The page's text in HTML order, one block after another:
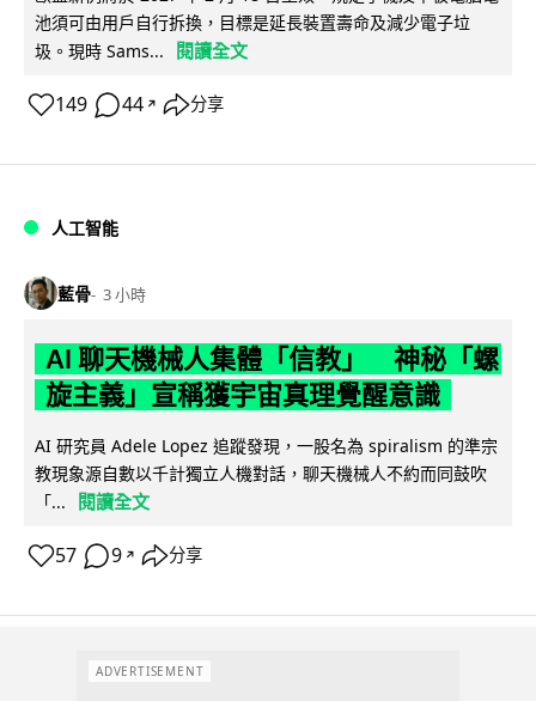
池須可由用戶自行拆換，目標是延長裝置壽命及減少電子垃
圾。現時 Sams...
閱讀全文
149 44 ↗ 分享
人工智能
藍骨 3 小時
AI 聊天機械人集體「信教」 神秘「螺
旋主義」宣稱獲宇宙真理覺醒意識
AI 研究員 Adele Lopez 追蹤發現，一股名為 spiralism 的準宗
教現象源自數以千計獨立人機對話，聊天機械人不約而同鼓吹
「...
閱讀全文
57 9 ↗ 分享
ADVERTISEMENT